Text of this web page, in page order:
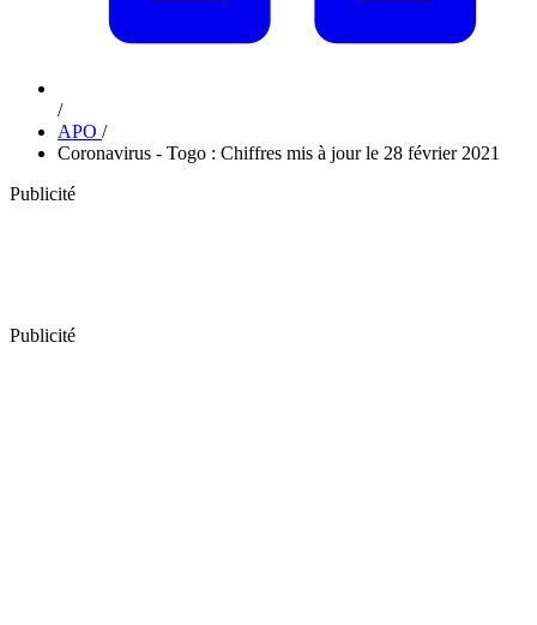
/
APO /
Coronavirus - Togo : Chiffres mis à jour le 28 février 2021
Publicité
Publicité